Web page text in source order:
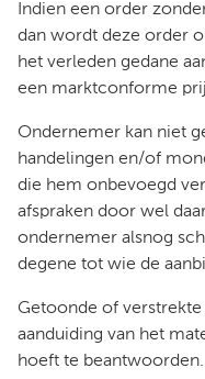
Indien een order
dan wordt deze order
het verleden gedane
een marktconforme
Ondernemer kan niet
handelingen en/of
die hem onbevoegd
afspraken door wel
ondernemer alsnog
degene tot wie de
Getoonde of
aanduiding van het
hoeft te beantwoorden.